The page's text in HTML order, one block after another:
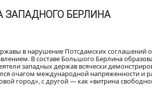
ЗАПАДНОГО БЕРЛИНА
в нарушение Потсдамских
В составе Большого Берлина
западных держав всячески
очагом международной напряженности и
город», с другой — как «витрина